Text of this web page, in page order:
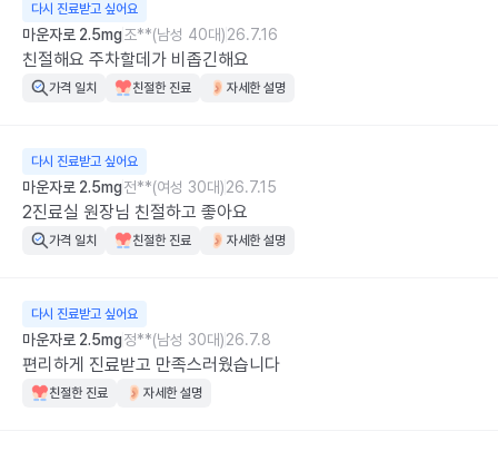
다시 진료받고 싶어요
마운자로 2.5mg조**(남성 40대)26.7.16
친절해요 주차할데가 비좁긴해요
가격 일치 친절한 진료 자세한 설명
다시 진료받고 싶어요
마운자로 2.5mg전**(여성 30대)26.7.15
2진료실 원장님 친절하고 좋아요
가격 일치 친절한 진료 자세한 설명
다시 진료받고 싶어요
마운자로 2.5mg정**(남성 30대)26.7.8
편리하게 진료받고 만족스러웠습니다
친절한 진료 자세한 설명